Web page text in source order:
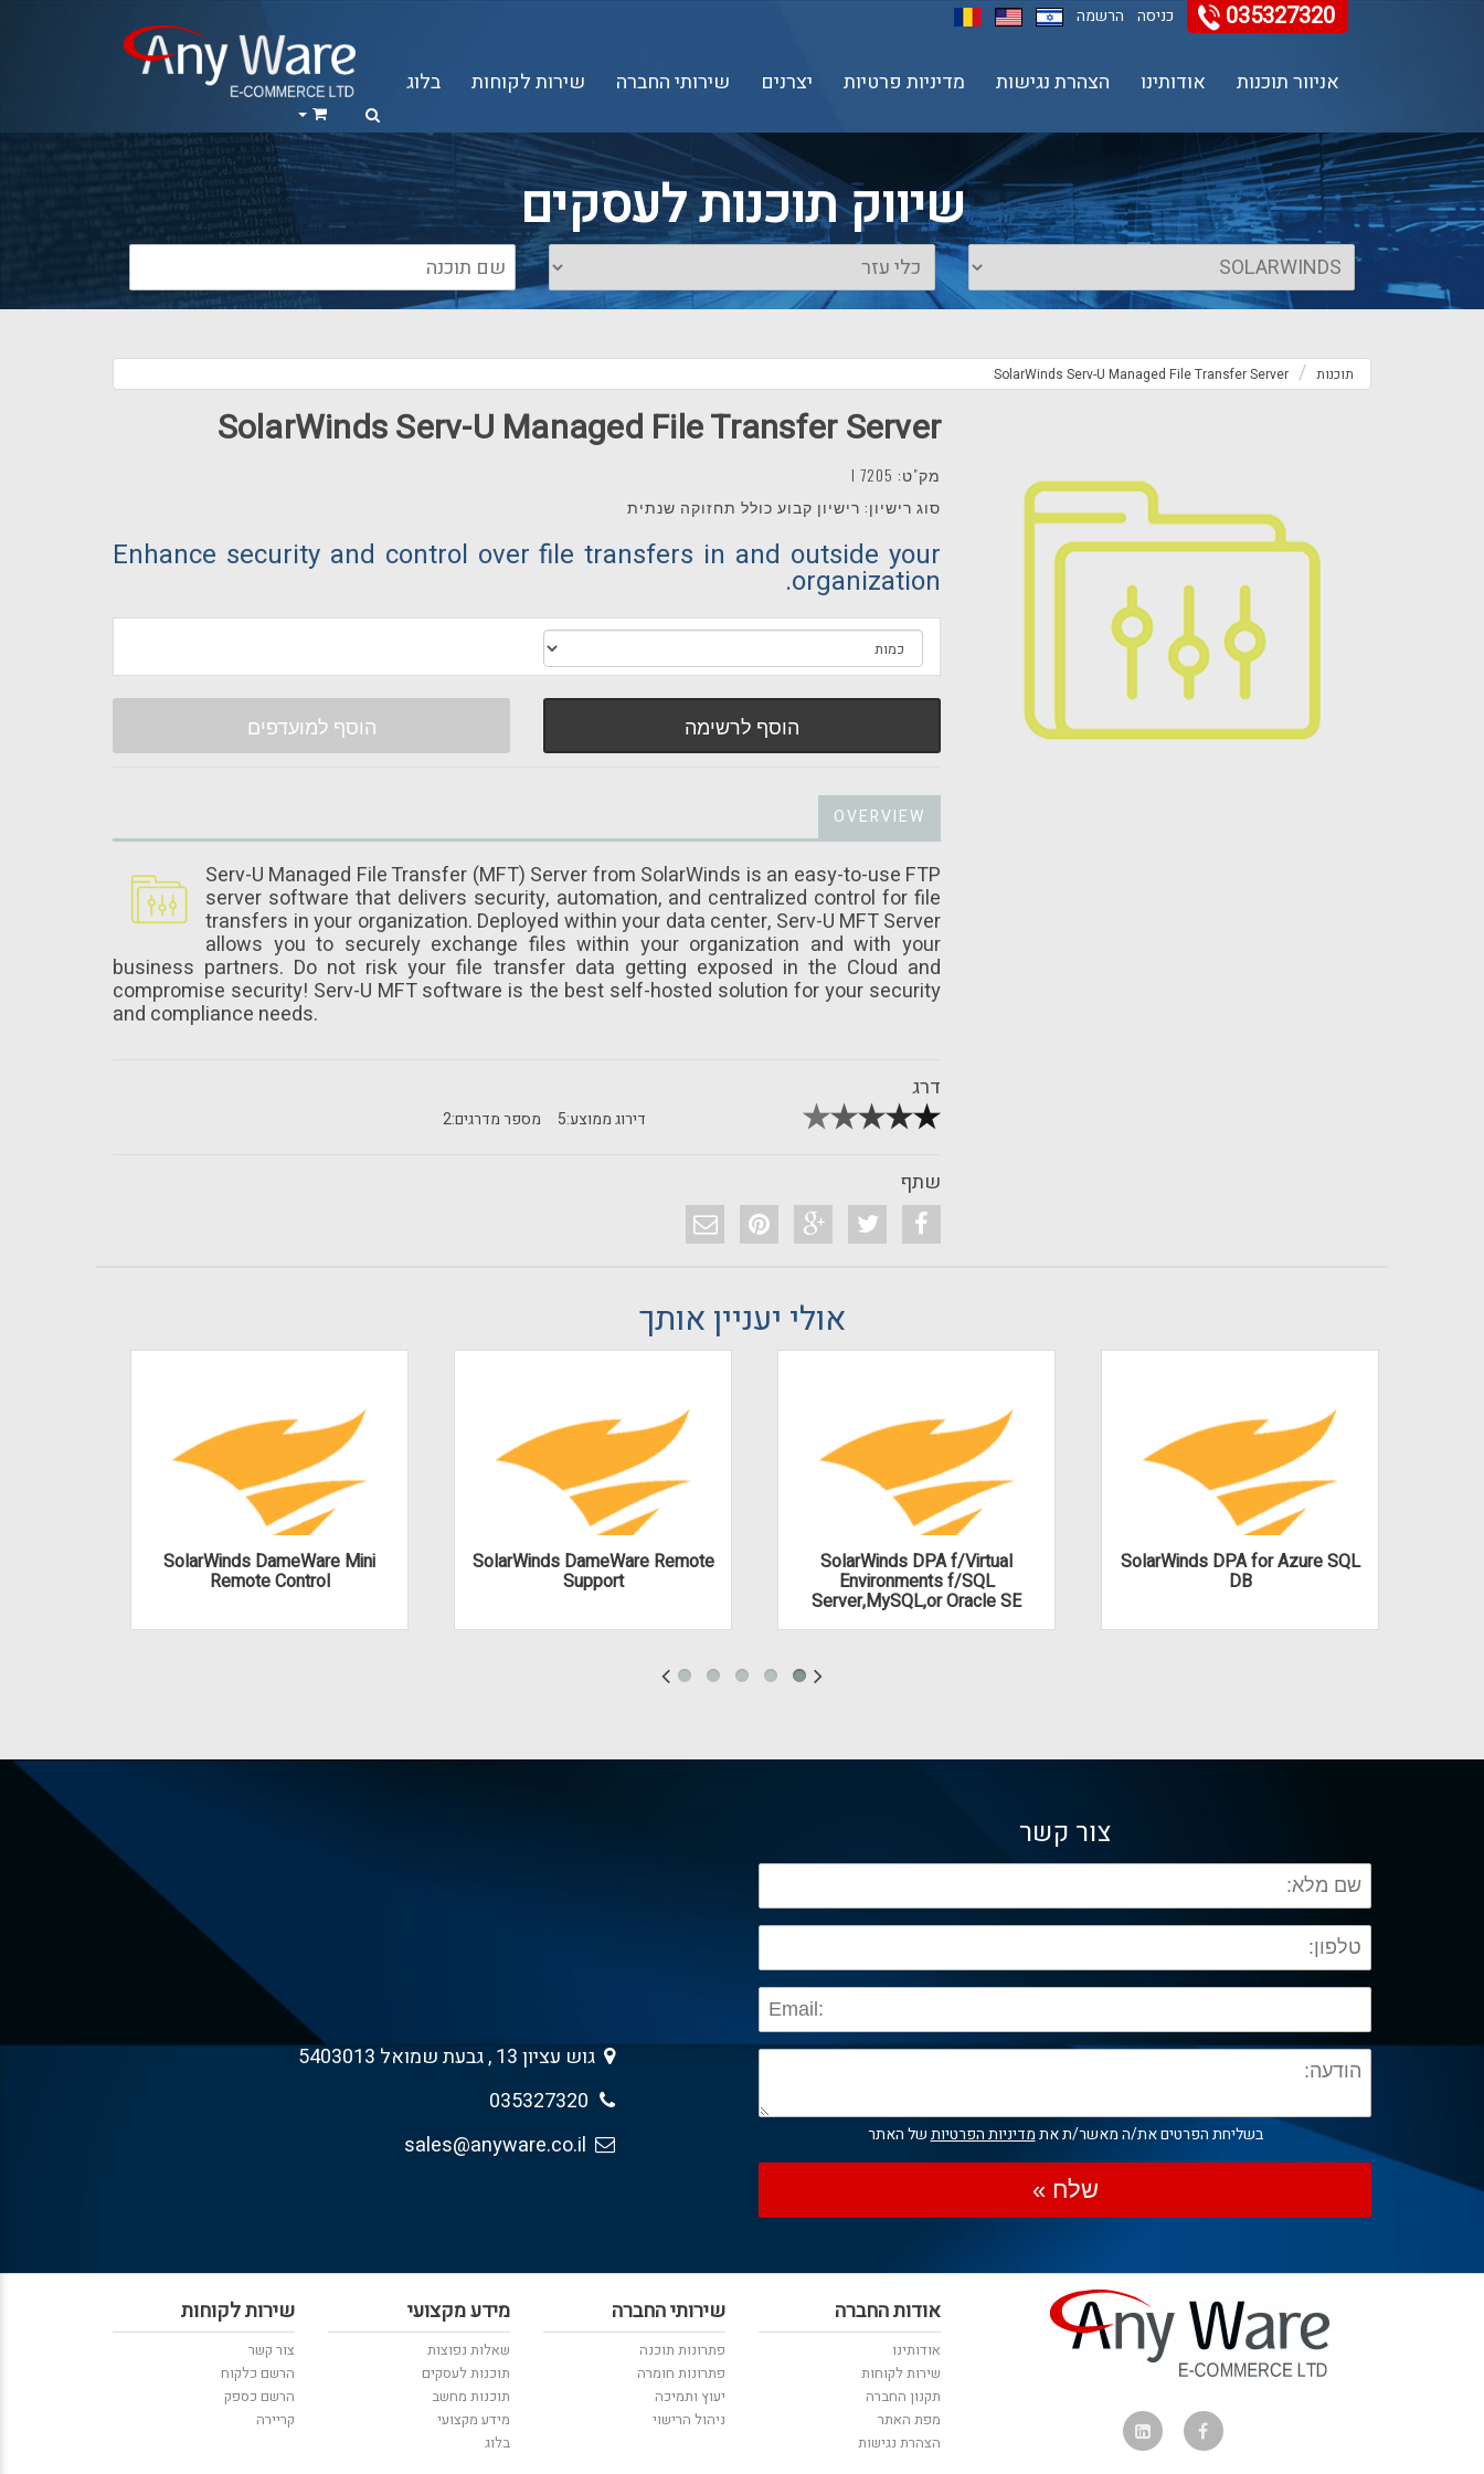
035327320 כניסה הרשמה
אניוור תוכנות אודותינו הצהרת נגישות מדיניות פרטיות יצרנים שירותי החברה שירות לקוחות בלוג
שיווק תוכנות לעסקים
תוכנות SolarWinds Serv-U Managed File Transfer Server
SolarWinds Serv-U Managed File Transfer Server
מק"ט: 7205 I
סוג רישיון: רישיון קבוע כולל תחזוקה שנתית
Enhance security and control over file transfers in and outside your
organization.
הוסף לרשימה הוסף למועדפים
OVERVIEW
Serv-U Managed File Transfer (MFT) Server from SolarWinds is an easy-to-use FTP
server software that delivers security, automation, and centralized control for file
transfers in your organization. Deployed within your data center, Serv-U MFT Server
allows you to securely exchange files within your organization and with your
business partners. Do not risk your file transfer data getting exposed in the Cloud and
compromise security! Serv-U MFT software is the best self-hosted solution for your security
and compliance needs.
דרג
מספר מדרגים:2 דירוג ממוצע:5
שתף
אולי יעניין אותך
SolarWinds DameWare Mini
Remote Control
SolarWinds DameWare Remote
Support
SolarWinds DPA f/Virtual
Environments f/SQL
Server,MySQL,or Oracle SE
SolarWinds DPA for Azure SQL
DB
צור קשר
בשליחת הפרטים את/ה מאשר/ת אתמדיניות הפרטיותשל האתר
שלח »
גוש עציון 13 , גבעת שמואל 5403013
035327320
אודות החברה
אודותינו
שירות לקוחות
תקנון החברה
מפת האתר
הצהרת נגישות
שירותי החברה
פתרונות תוכנה
פתרונות חומרה
יעוץ ותמיכה
ניהול הרישוי
מידע מקצועי
שאלות נפוצות
תוכנות לעסקים
תוכנות מחשב
מידע מקצועי
בלוג
שירות לקוחות
צור קשר
הרשם כלקוח
הרשם כספק
קריירה